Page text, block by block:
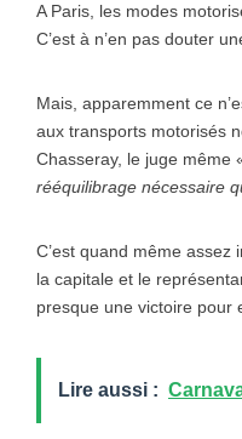
A Paris, les modes
C’est à n’en pas douter
Mais, apparemment ce
aux transports motorisés
Chasseray, le juge même
rééquilibrage nécessaire
C’est quand même assez
la capitale et le
presque une victoire pour
Lire aussi :